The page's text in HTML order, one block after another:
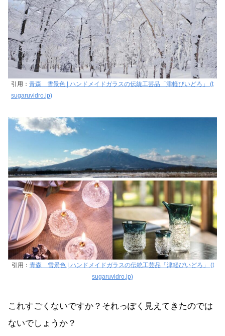
引用： 青森 雪景色 | ハンドメイドガラスの伝統工芸品「津軽びいどろ」 (t
sugaruvidro.jp)
引用： 青森 雪景色 | ハンドメイドガラスの伝統工芸品「津軽びいどろ」 (t
sugaruvidro.jp)
これすごくないですか？それっぽく見えてきたのでは
ないでしょうか？